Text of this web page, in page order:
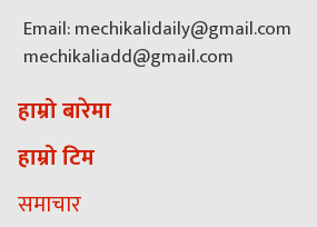
Email: mechikalidaily@gmail.com
mechikaliadd@gmail.com
हाम्रो बारेमा
हाम्रो टिम
समाचार